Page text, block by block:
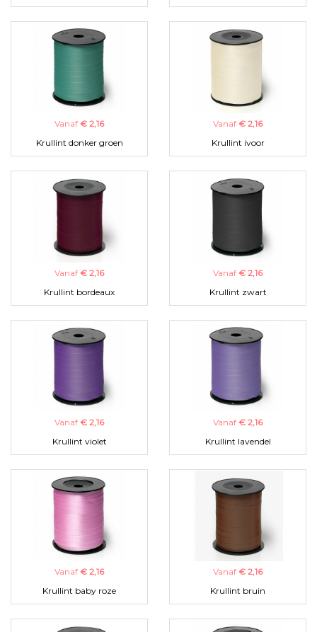
Vanaf € 2,16
Krullint donker groen
Vanaf € 2,16
Krullint ivoor
Vanaf € 2,16
Krullint bordeaux
Vanaf € 2,16
Krullint zwart
Vanaf € 2,16
Krullint violet
Vanaf € 2,16
Krullint lavendel
Vanaf € 2,16
Krullint baby roze
Vanaf € 2,16
Krullint bruin